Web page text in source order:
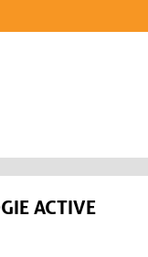
ACTIVE